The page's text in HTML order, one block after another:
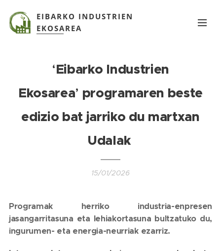
EIBARKO INDUSTRIEN
EKOSAREA
‘Eibarko Industrien
Ekosarea’ programaren beste
edizio bat jarriko du martxan
Udalak
15/01/2026
Programak herriko industria-enpresen
jasangarritasuna eta lehiakortasuna bultzatuko du,
ingurumen- eta energia-neurriak ezarriz.